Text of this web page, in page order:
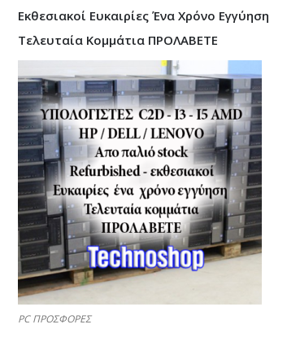
Εκθεσιακοί Ευκαιρίες Ένα Χρόνο Εγγύηση
Τελευταία Κομμάτια ΠΡΟΛΑΒΕΤΕ
PC ΠΡΟΣΦΟΡΕΣ